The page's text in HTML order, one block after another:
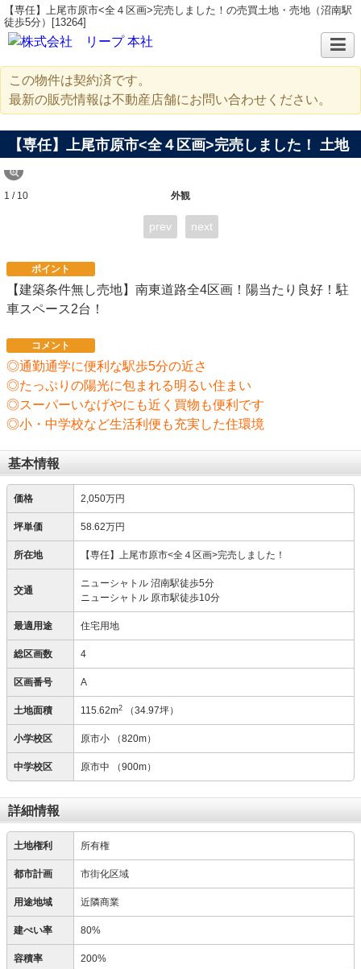
【専任】上尾市原市<全４区画>完売しました！の売買土地・売地（沼南駅
徒歩5分）[13264]
この物件は契約済です。
最新の販売情報は不動産店舗にお問い合わせください。
【専任】上尾市原市<全４区画>完売しました！ 土地
外観
1 / 10
prev next
ポイント
【建築条件無し売地】南東道路全4区画！陽当たり良好！駐
車スペース2台！
コメント
◎通勤通学に便利な駅歩5分の近さ
◎たっぷりの陽光に包まれる明るい住まい
◎スーパーいなげやにも近く買物も便利です
◎小・中学校など生活利便も充実した住環境
基本情報
価格 2,050万円
坪単価 58.62万円
所在地 【専任】上尾市原市<全４区画>完売しました！
交通
ニューシャトル 沼南駅徒歩5分
ニューシャトル 原市駅徒歩10分
最適用途 住宅用地
総区画数 4
区画番号 A
土地面積 115.62m2 （34.97坪）
小学校区 原市小 （820m）
中学校区 原市中 （900m）
詳細情報
土地権利 所有権
都市計画 市街化区域
用途地域 近隣商業
建ぺい率 80%
容積率 200%